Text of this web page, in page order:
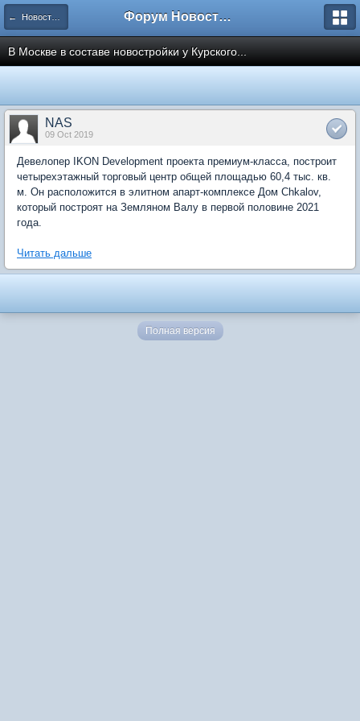
← Новости рынка недвижимости Форум Новостройки
В Москве в составе новостройки у Курского...
NAS
09 Oct 2019
Девелопер IKON Development проекта премиум-класса, построит
четырехэтажный торговый центр общей площадью 60,4 тыс. кв.
м. Он расположится в элитном апарт-комплексе Дом Chkalov,
который построят на Земляном Валу в первой половине 2021
года.
Читать дальше
Полная версия